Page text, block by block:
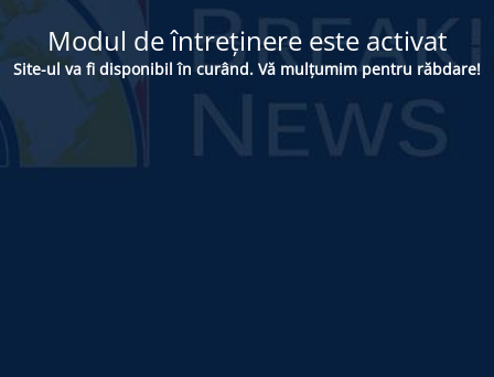
Modul de întreținere este activat
Site-ul va fi disponibil în curând. Vă mulțumim pentru răbdare!